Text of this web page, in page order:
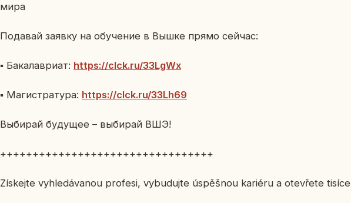
мира
По­да­вай заявку на обу­че­ние в Вышке прямо сейчас:
▪ Ба­ка­лаври­ат: https://clck.ru/33LgWx
▪ Ма­ги­стра­ту­ра: https://clck.ru/33Lh69
Вы­би­рай бу­ду­щее – вы­би­рай ВШЭ!
+++++++++++++++++++++++++++++++++
Získejte vyhledávanou profesi, vybudujte úspěšnou kariéru a otevřete tisíce